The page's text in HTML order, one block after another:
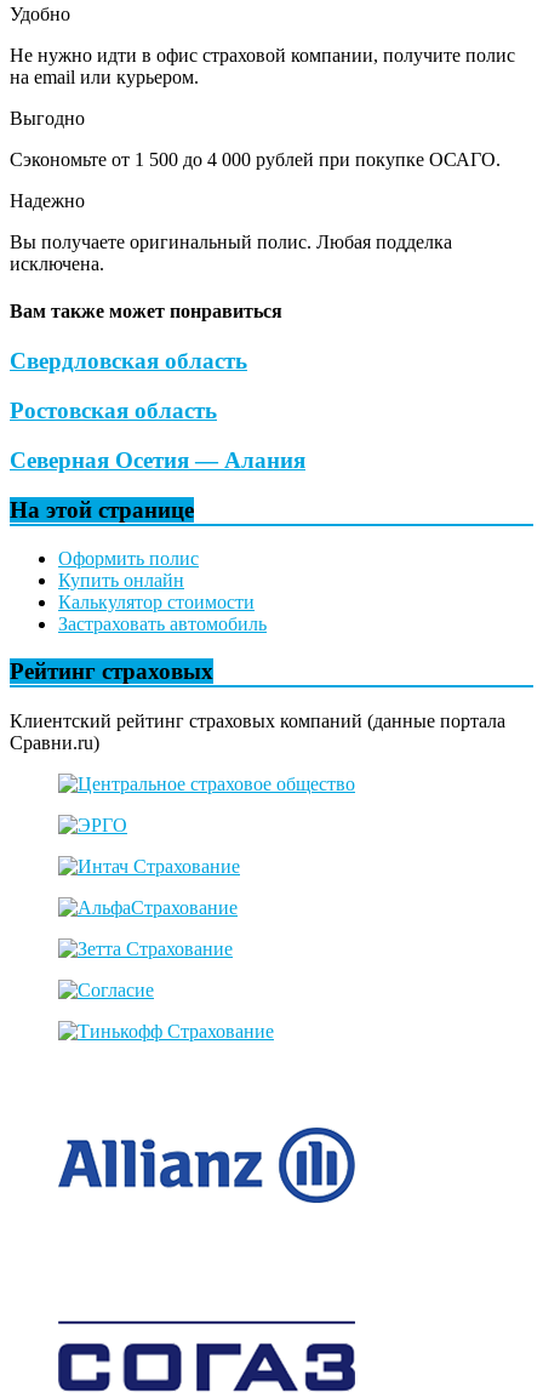
Удобно
Не нужно идти в офис страховой компании, получите полис
на email или курьером.
Выгодно
Сэкономьте от 1 500 до 4 000 рублей при покупке ОСАГО.
Надежно
Вы получаете оригинальный полис. Любая подделка
исключена.
Вам также может понравиться
Свердловская область
Ростовская область
Северная Осетия — Алания
На этой странице
Оформить полис
Купить онлайн
Калькулятор стоимости
Застраховать автомобиль
Рейтинг страховых
Клиентский рейтинг страховых компаний (данные портала
Сравни.ru)